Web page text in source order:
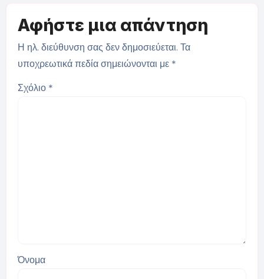
Αφήστε μια απάντηση
Η ηλ. διεύθυνση σας δεν δημοσιεύεται. Τα
υποχρεωτικά πεδία σημειώνονται με *
Σχόλιο *
Όνομα